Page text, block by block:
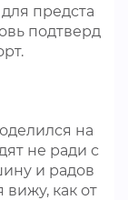
предста
подтверд
на
не ради с
и радов
вижу, как от